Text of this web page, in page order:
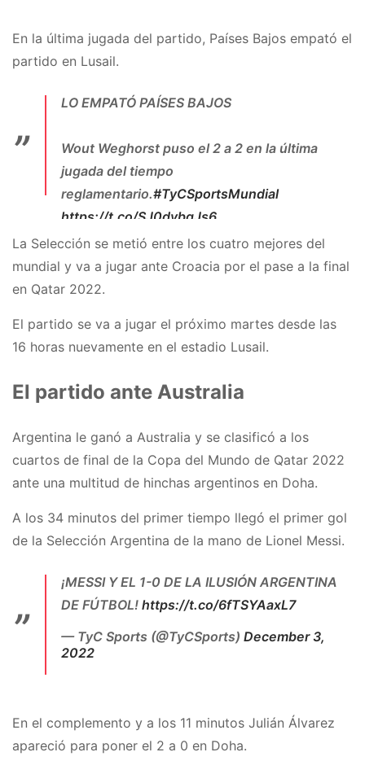
En la última jugada del partido, Países Bajos empató el
partido en Lusail.
LO EMPATÓ PAÍSES BAJOS
Wout Weghorst puso el 2 a 2 en la última
jugada del tiempo
reglamentario.#TyCSportsMundial
https://t.co/SJ0dybqJs6
— TyC Sports (@TyCSports)December 9,
2022
La Selección se metió entre los cuatro mejores del
mundial y va a jugar ante Croacia por el pase a la final
en Qatar 2022.
El partido se va a jugar el próximo martes desde las
16 horas nuevamente en el estadio Lusail.
El partido ante Australia
Argentina le ganó a Australia y se clasificó a los
cuartos de final de la Copa del Mundo de Qatar 2022
ante una multitud de hinchas argentinos en Doha.
A los 34 minutos del primer tiempo llegó el primer gol
de la Selección Argentina de la mano de Lionel Messi.
¡MESSI Y EL 1-0 DE LA ILUSIÓN ARGENTINA
DE FÚTBOL! https://t.co/6fTSYAaxL7
— TyC Sports (@TyCSports) December 3,
2022
En el complemento y a los 11 minutos Julián Álvarez
apareció para poner el 2 a 0 en Doha.